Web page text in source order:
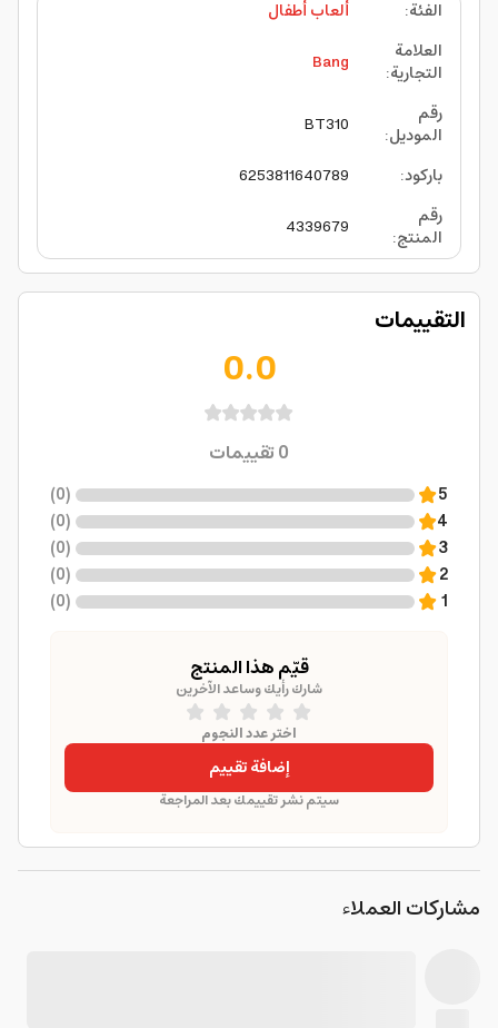
الفئة:
ألعاب أطفال
العلامة
التجارية:
Bang
رقم
الموديل:
BT310
باركود:
6253811640789
رقم
المنتج:
4339679
التقييمات
0.0
0تقييمات
5
(
0
)
4
(
0
)
3
(
0
)
2
(
0
)
1
(
0
)
قيّم هذا المنتج
شارك رأيك وساعد الآخرين
اختر عدد النجوم
إضافة تقييم
سيتم نشر تقييمك بعد المراجعة
مشاركات العملاء